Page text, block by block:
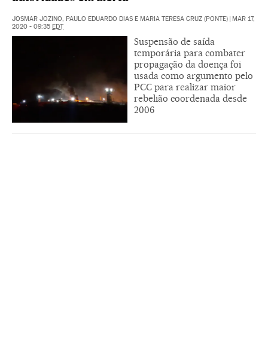
JOSMAR JOZINO, PAULO EDUARDO DIAS E MARIA TERESA CRUZ (PONTE) | MAR 17,
2020 - 09:35 EDT
Suspensão de saída
temporária para combater
propagação da doença foi
usada como argumento pelo
PCC para realizar maior
rebelião coordenada desde
2006